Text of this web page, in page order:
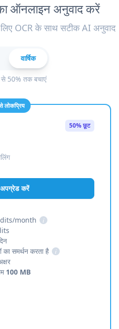
ऑनलाइन अनुवाद करें
OCR के साथ सटीक AI अनुवाद
वार्षिक
से 50% तक बचाएं
लोकप्रिय
50% छूट
करें
month
i
का समर्थन करता है
i
100 MB